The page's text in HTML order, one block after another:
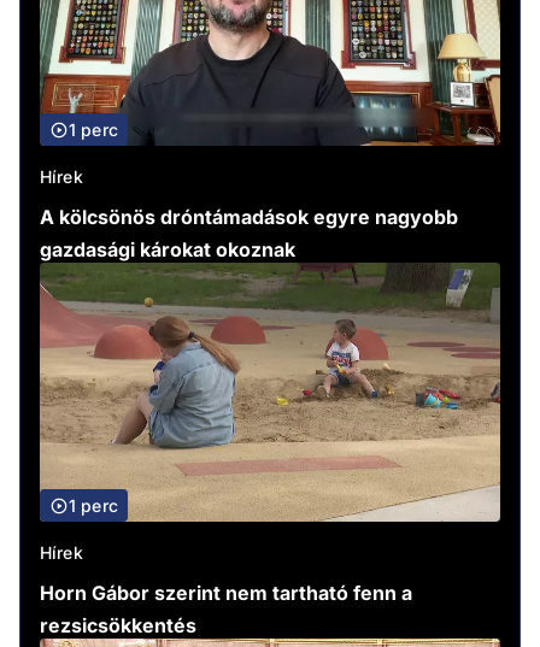
1 perc
Hírek
A kölcsönös dróntámadások egyre nagyobb
gazdasági károkat okoznak
1 perc
Hírek
Horn Gábor szerint nem tartható fenn a
rezsicsökkentés